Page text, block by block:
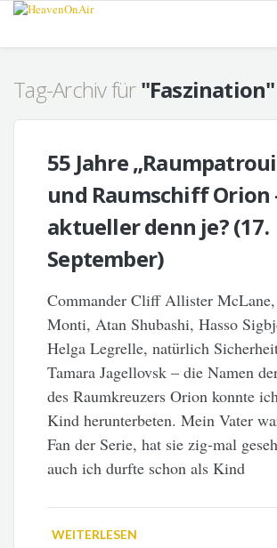
Tag-Archiv für"Faszination"
55 Jahre
und Raumschiff Orion
aktueller denn je? (17.
September)
Commander Cliff Allister
Monti, Atan Shubashi, Hasso
Helga Legrelle, natürlich
Tamara Jagellovsk – die Namen
des Raumkreuzers Orion konnte
Kind herunterbeten. Mein Vater
Fan der Serie, hat sie zig-mal
auch ich durfte schon als Kind
WEITERLESEN